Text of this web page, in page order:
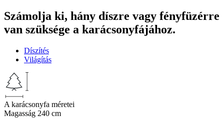
Számolja ki, hány díszre vagy fényfüzérre
van szüksége a karácsonyfájához.
Díszítés
Világítás
A karácsonyfa méretei
Magasság 240 cm